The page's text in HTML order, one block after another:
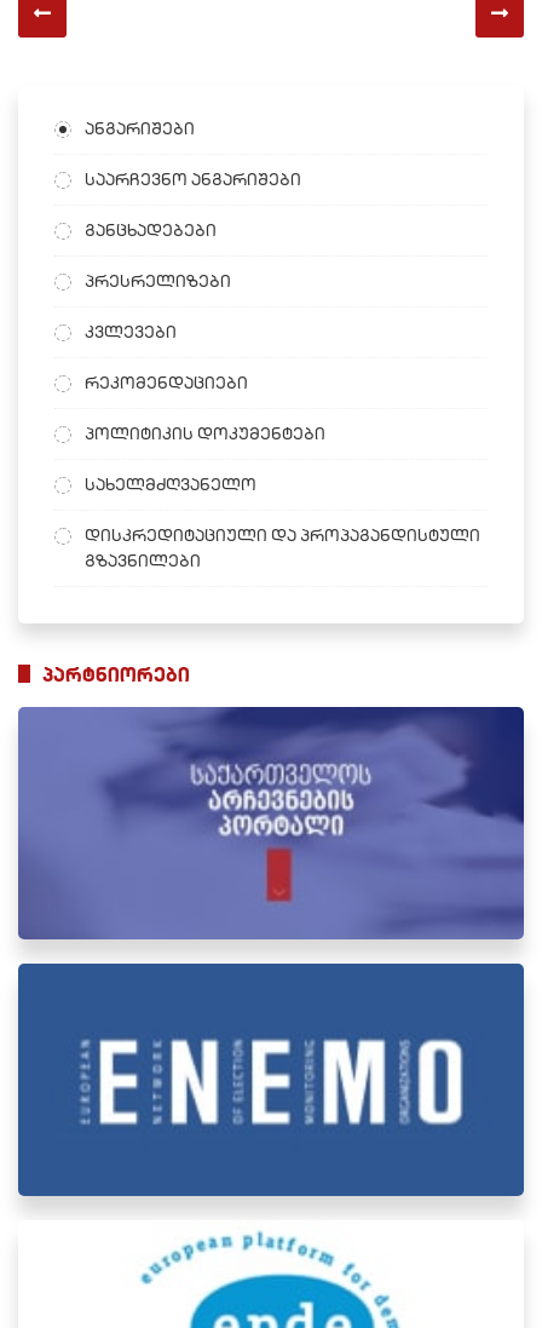
ანგარიშები
საარჩევნო ანგარიშები
განცხადებები
პრესრელიზები
კვლევები
რეკომენდაციები
პოლიტიკის დოკუმენტები
სახელმძღვანელო
დისკრედიტაციული და პროპაგანდისტული
გზავნილები
პარტნიორები